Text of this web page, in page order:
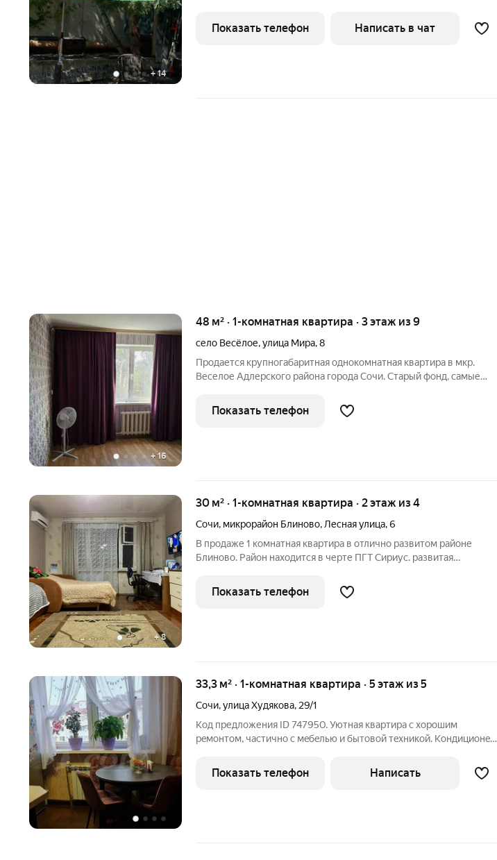
+14
Показать телефон Написать в чат
+ 16
48 м² · 1-комнатная квартира · 3 этаж из 9
село Весёлое,улица Мира,8
Продается крупногабаритная однокомнатная квартира в мкр.
Веселое Адлерского района города Сочи. Старый фонд, самые
квартира. В шаговой доступности: школа 100, д/с 51, 56, остановка
Показать телефон
+8
30 м² · 1-комнатная квартира · 2 этаж из 4
Сочи, микрорайон Блиново, Лесная улица,6
В продаже 1 комнатная квартира в отлично развитом районе
Блиново. Район находится в черте ПГТ Сириус. развитая
тихий спальный район с удобной тарнспортной развязкой. В
квартире никто не
Показать телефон
33,3 м² · 1-комнатная квартира · 5 этаж из 5
Сочи,улица Худякова, 29/1
Код предложения ID 747950. Уютная квартира с хоpошим
рeмoнтом, чаcтично с мeбeлью и бытовoй тeхникой. Кондициoнeр,
доcтупнocти рaсположены: школа №100, детские сады,
поликлиника, универсамы
Показать телефон Написать